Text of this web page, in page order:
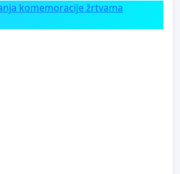
komemoracije žrtvama